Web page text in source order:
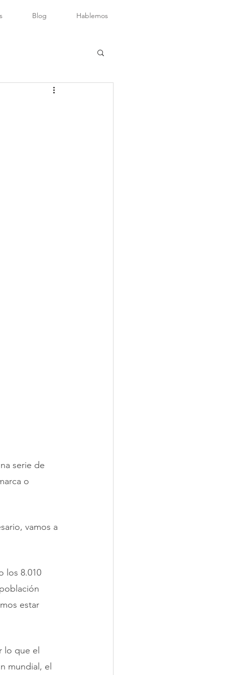
Blog Hablemos
serie de
o
vamos a
los 8.010
estar
lo que el
mundial, el